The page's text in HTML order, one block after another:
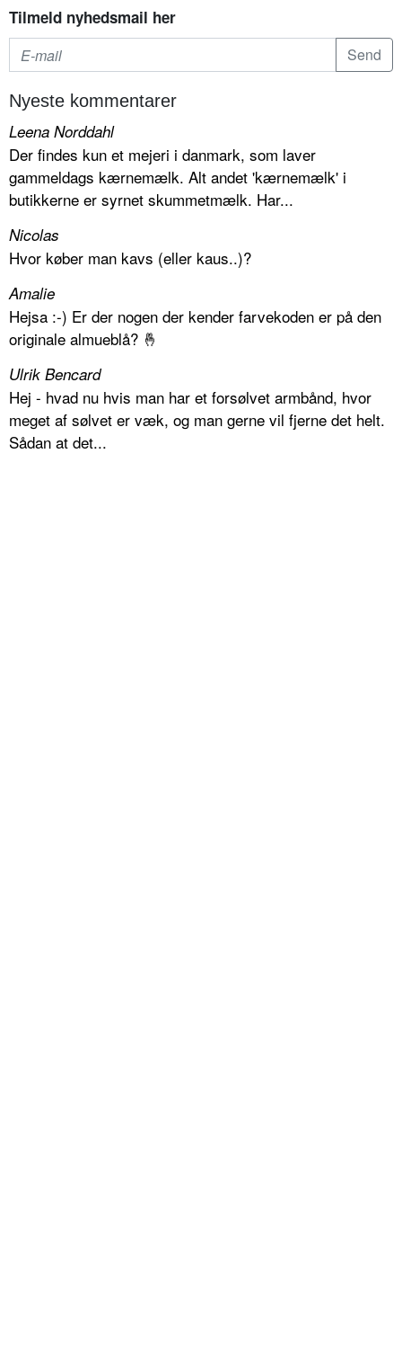
Tilmeld nyhedsmail her
Nyeste kommentarer
Leena Norddahl
Der findes kun et mejeri i danmark, som laver
gammeldags kærnemælk. Alt andet 'kærnemælk' i
butikkerne er syrnet skummetmælk. Har...
Nicolas
Hvor køber man kavs (eller kaus..)?
Amalie
Hejsa :-) Er der nogen der kender farvekoden er på den
originale almueblå? 🤞
Ulrik Bencard
Hej - hvad nu hvis man har et forsølvet armbånd, hvor
meget af sølvet er væk, og man gerne vil fjerne det helt.
Sådan at det...